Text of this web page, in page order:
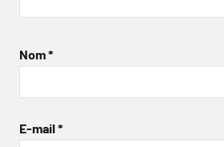
Nom*
E-mail *